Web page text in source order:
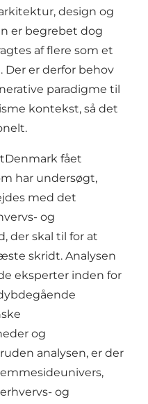
design og
er begrebet dog
af flere som et
er derfor behov
paradigme til
kontekst, så det
fået
har undersøgt,
med det
og
der skal til for at
skridt. Analysen
eksperter inden for
og
analysen, er der
og